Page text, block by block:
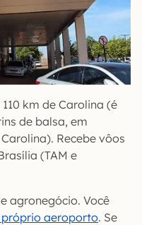
km de Carolina (é
de balsa, em
Recebe vôos
(TAM e
agronegócio. Você
aeroporto. Se